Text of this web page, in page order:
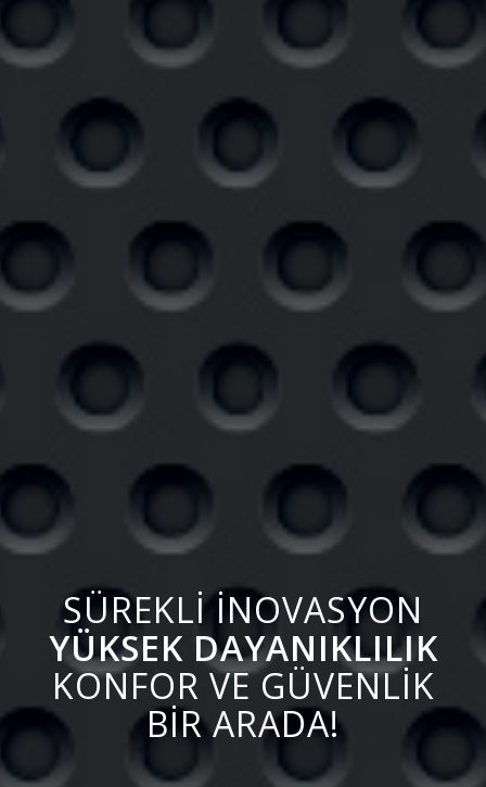
SÜREKLİ İNOVASYON
YÜKSEK DAYANIKLILIK
KONFOR VE GÜVENLİK
BİR ARADA!